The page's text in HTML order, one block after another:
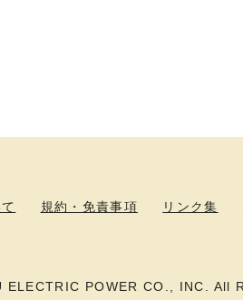
規約・免責事項 リンク集
ELECTRIC POWER CO., INC. All